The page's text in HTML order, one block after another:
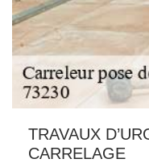
TRAVAUX
CARRELAGE